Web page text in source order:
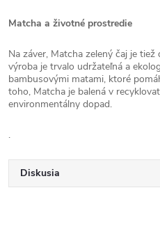
Matcha a životné prostredie
Na záver, Matcha zelený čaj je
výroba je trvalo udržateľná a
bambusovými matami, ktoré
toho, Matcha je balená v
environmentálny dopad.
.
Diskusia